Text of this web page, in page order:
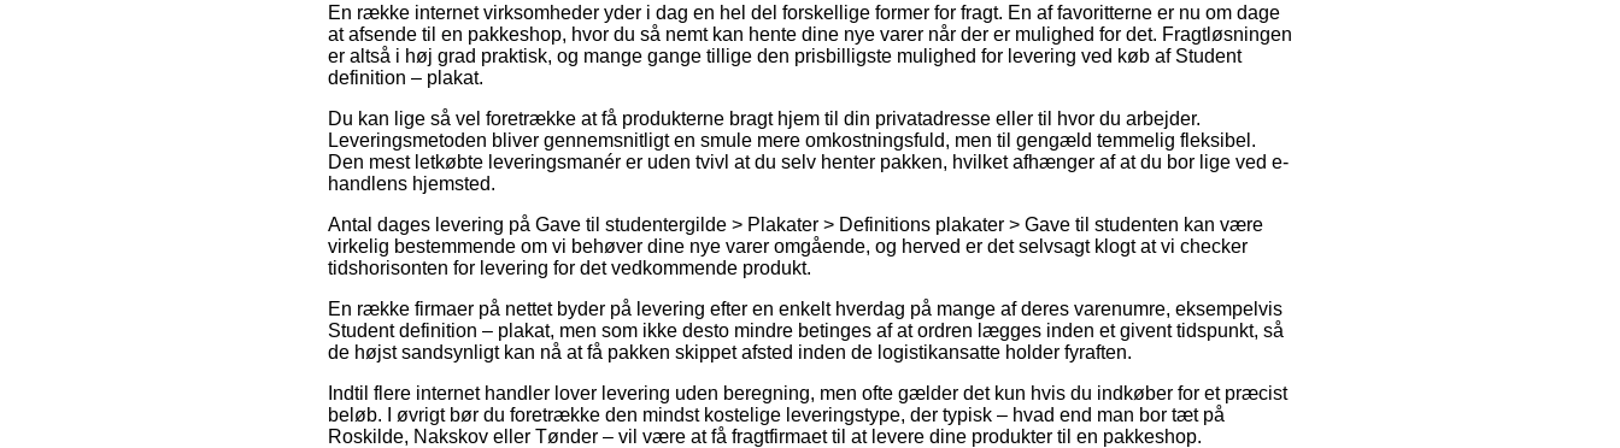
En række internet virksomheder yder i dag en hel del forskellige former for fragt. En af favoritterne er nu om dage
at afsende til en pakkeshop, hvor du så nemt kan hente dine nye varer når der er mulighed for det. Fragtløsningen
er altså i høj grad praktisk, og mange gange tillige den prisbilligste mulighed for levering ved køb af Student
definition – plakat.
Du kan lige så vel foretrække at få produkterne bragt hjem til din privatadresse eller til hvor du arbejder.
Leveringsmetoden bliver gennemsnitligt en smule mere omkostningsfuld, men til gengæld temmelig fleksibel.
Den mest letkøbte leveringsmanér er uden tvivl at du selv henter pakken, hvilket afhænger af at du bor lige ved e-
handlens hjemsted.
Antal dages levering på Gave til studentergilde > Plakater > Definitions plakater > Gave til studenten kan være
virkelig bestemmende om vi behøver dine nye varer omgående, og herved er det selvsagt klogt at vi checker
tidshorisonten for levering for det vedkommende produkt.
En række firmaer på nettet byder på levering efter en enkelt hverdag på mange af deres varenumre, eksempelvis
Student definition – plakat, men som ikke desto mindre betinges af at ordren lægges inden et givent tidspunkt, så
de højst sandsynligt kan nå at få pakken skippet afsted inden de logistikansatte holder fyraften.
Indtil flere internet handler lover levering uden beregning, men ofte gælder det kun hvis du indkøber for et præcist
beløb. I øvrigt bør du foretrække den mindst kostelige leveringstype, der typisk – hvad end man bor tæt på
Roskilde, Nakskov eller Tønder – vil være at få fragtfirmaet til at levere dine produkter til en pakkeshop.